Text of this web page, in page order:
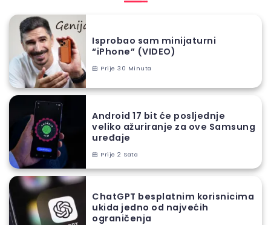
Isprobao sam minijaturni
“iPhone” (VIDEO)
Prije 30 Minuta
Android 17 bit će posljednje
veliko ažuriranje za ove Samsung
uređaje
Prije 2 Sata
ChatGPT besplatnim korisnicima
ukida jedno od najvećih
ograničenja